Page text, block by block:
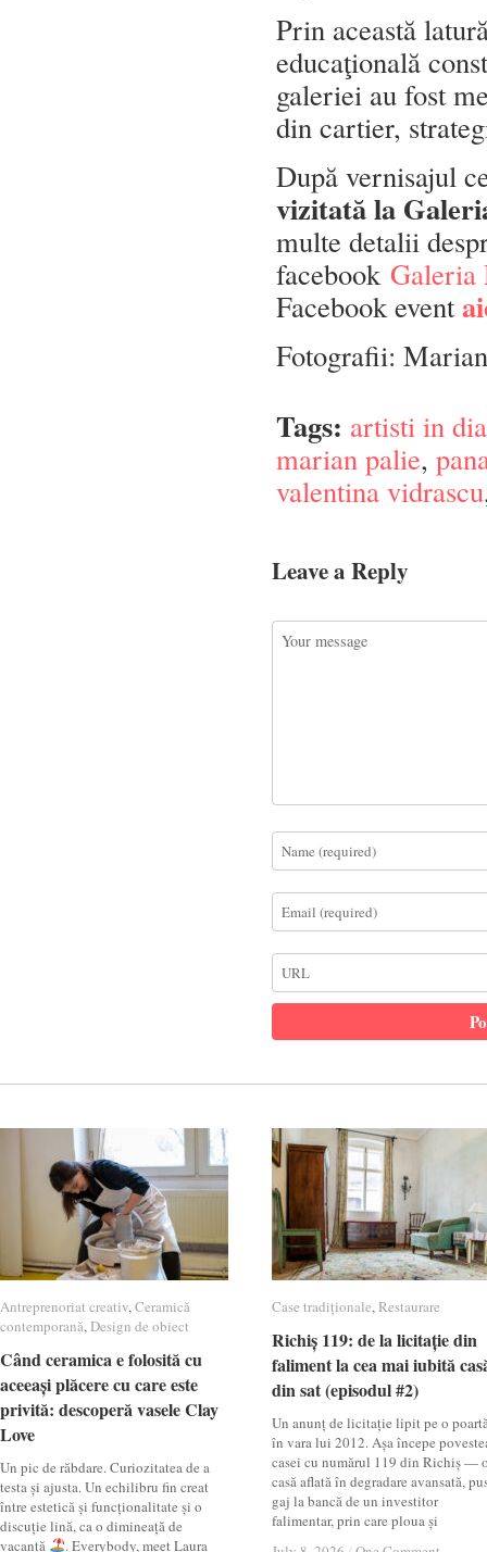
Prin această
educaţională
galeriei au fost
din cartier,
După vernisajul
vizitată la
multe detalii
facebook Galeria
Facebook event
Fotografii:
Tags: artisti in
marian palie,
valentina vidrascu
Leave a Reply
Antreprenoriat creativ,Ceramică
contemporană,Design de obiect
Când ceramica e folosită cu
aceeași plăcere cu care este
privită: descoperă vasele Clay
Love
Un pic de răbdare. Curiozitatea de a
testa și ajusta. Un echilibru fin creat
între estetică și funcționalitate și o
discuție lină, ca o dimineață de
vacanță
. Everybody, meet Laura
Antreprenoriat creativ Ceramică
contemporană Design de obiect
Când ceramica e folosită cu
aceeași plăcere cu care este
privită: descoperă vasele Clay
Love
Case tradiționale,Restaurare
Richiș 119: de la licitație din
faliment la cea mai iubită
din sat (episodul #2)
Un anunț de licitație lipit pe o
în vara lui 2012. Așa începe
casei cu numărul 119 din Richiș —
casă aflată în degradare avansată,
gaj la bancă de un investitor
falimentar, prin care ploua și
Case tradiționale Restaurare
Richiș 119: de la licitație din
faliment la cea mai iubită
din sat (episodul #2)